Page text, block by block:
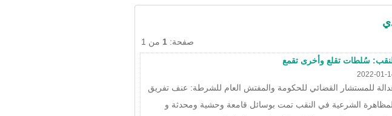
صفحة: 1 من 1
سُلطات تقلع وأخرى تقمع
2022-01-
للمستشار القضائي للحكومة والمفتش العام للشرطة: عنف تفريق
الشرعية في النقب تمت بوسائل قامعة وحشية ومحدثة و